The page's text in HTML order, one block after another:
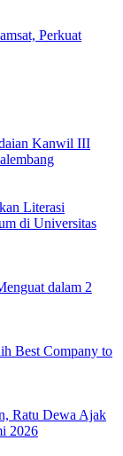
Perkuat
Kanwil III
Literasi
di Universitas
dalam 2
Best Company to
Ratu Dewa Ajak
2026